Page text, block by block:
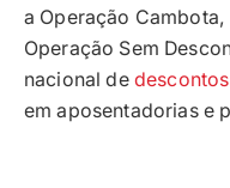
a Operação
Operação Sem
nacional de
em aposentadorias e